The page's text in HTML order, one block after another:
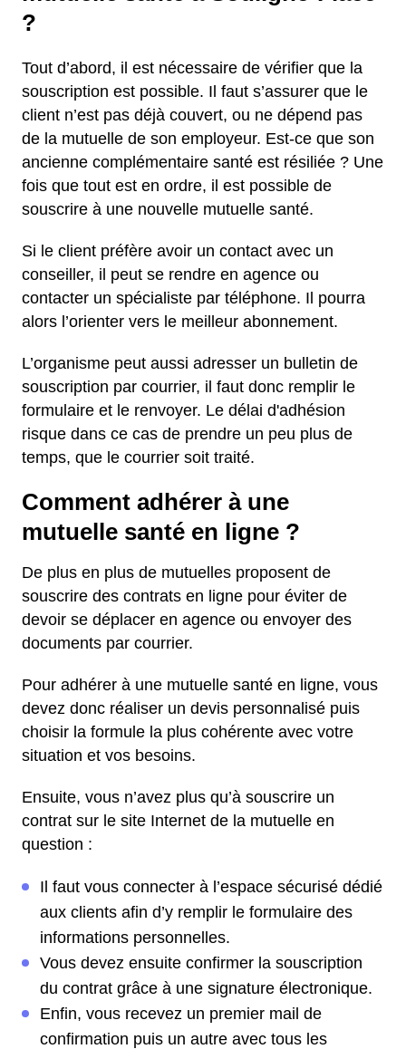
?
Tout d’abord, il est nécessaire de vérifier que la
souscription est possible. Il faut s’assurer que le
client n’est pas déjà couvert, ou ne dépend pas
de la mutuelle de son employeur. Est-ce que son
ancienne complémentaire santé est résiliée ? Une
fois que tout est en ordre, il est possible de
souscrire à une nouvelle mutuelle santé.
Si le client préfère avoir un contact avec un
conseiller, il peut se rendre en agence ou
contacter un spécialiste par téléphone. Il pourra
alors l’orienter vers le meilleur abonnement.
L’organisme peut aussi adresser un bulletin de
souscription par courrier, il faut donc remplir le
formulaire et le renvoyer. Le délai d'adhésion
risque dans ce cas de prendre un peu plus de
temps, que le courrier soit traité.
Comment adhérer à une
mutuelle santé en ligne ?
De plus en plus de mutuelles proposent de
souscrire des contrats en ligne pour éviter de
devoir se déplacer en agence ou envoyer des
documents par courrier.
Pour adhérer à une mutuelle santé en ligne, vous
devez donc réaliser un devis personnalisé puis
choisir la formule la plus cohérente avec votre
situation et vos besoins.
Ensuite, vous n’avez plus qu’à souscrire un
contrat sur le site Internet de la mutuelle en
question :
Il faut vous connecter à l’espace sécurisé dédié
aux clients afin d’y remplir le formulaire des
informations personnelles.
Vous devez ensuite confirmer la souscription
du contrat grâce à une signature électronique.
Enfin, vous recevez un premier mail de
confirmation puis un autre avec tous les